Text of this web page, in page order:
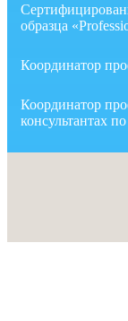
образца
Координатор
Координатор
консультантах